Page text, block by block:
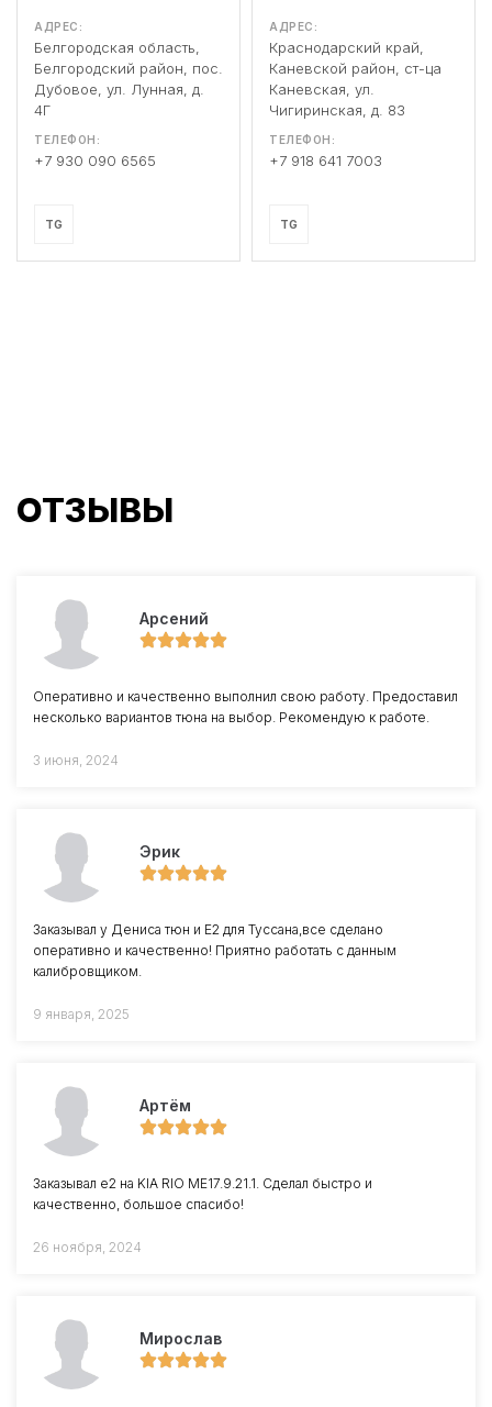
АДРЕС:
Белгородская область,
Белгородский район, пос.
Дубовое, ул. Лунная, д.
4Г
ТЕЛЕФОН:
+7 930 090 6565
TG
АДРЕС:
Краснодарский край,
Каневской район, ст-ца
Каневская, ул.
Чигиринская, д. 83
ТЕЛЕФОН:
+7 918 641 7003
TG
ОТЗЫВЫ
Арсений
Оперативно и качественно выполнил свою работу. Предоставил
несколько вариантов тюна на выбор. Рекомендую к работе.
3 июня, 2024
Эрик
Заказывал у Дениса тюн и Е2 для Туссана,все сделано
оперативно и качественно! Приятно работать с данным
калибровщиком.
9 января, 2025
Артём
Заказывал е2 на KIA RIO ME17.9.21.1. Сделал быстро и
качественно, большое спасибо!
26 ноября, 2024
Мирослав